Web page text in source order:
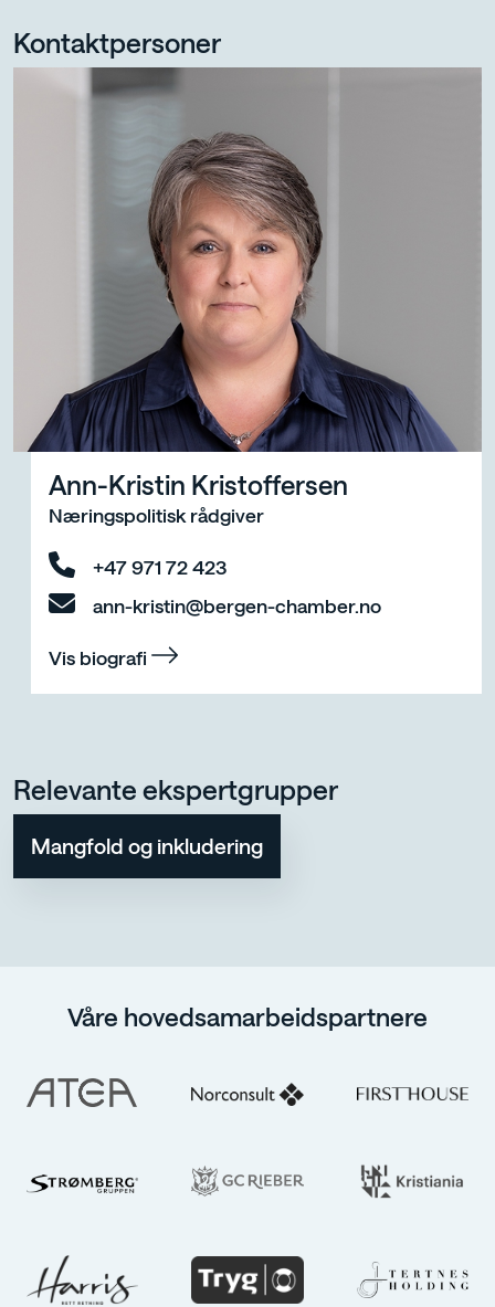
Kontaktpersoner
Ann-Kristin Kristoffersen
Næringspolitisk rådgiver
+47 971 72 423
ann-kristin@bergen-chamber.no
Vis biografi
Relevante ekspertgrupper
Mangfold og inkludering
Våre hovedsamarbeidspartnere